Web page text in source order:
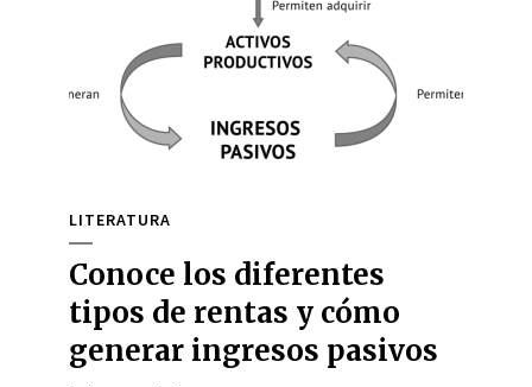
LITERATURA
Conoce los diferentes
tipos de rentas y cómo
generar ingresos pasivos